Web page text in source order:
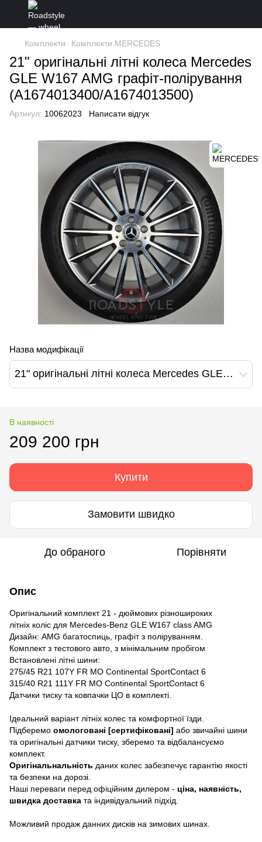
Комплекти Комплекти MERCEDES
21" оригінальні літні колеса Merсedes
GLE W167 AMG графіт-полірування
(A1674013400/A1674013500)
Артикул: 10062023 Написати відгук
Назва модифікації
21" оригінальні літні колеса Merсedes GLE W167 AMG графіт-полірування (A1674013400/A1674013500)
В наявності
209 200 грн
Купити
Замовити швидко
До обраного Порівняти
Опис
Оригінальний комплект 21 - дюймових різношироких
літніх коліс для Mercedes-Benz GLE W167 class AMG
Дизайн: AMG багатоспиць, графіт з поліруванням.
Комплект з тестового авто, з мінімальним пробігом
Встановлені літні шини:
275/45 R21 107Y FR MO Continental SportContact 6
315/40 R21 111Y FR MO Continental SportContact 6
Датчики тиску та ковпачки ЦО в комплекті.
Ідеальний варіант літніх колес та комфортної їзди.
Підберемо омологовані [сертифіковані] або звичайні шини
та оригінальні датчики тиску, зберемо та відбалансуємо
комплект.
Оригінальнальність даних колес забезпечує гарантію якості
та безпеки на дорозі.
Наші переваги перед офіційним дилером - ціна, наявність,
швидка доставка та індивідуальний підхід.
Можливий продаж данних дисків на зимових шинах.